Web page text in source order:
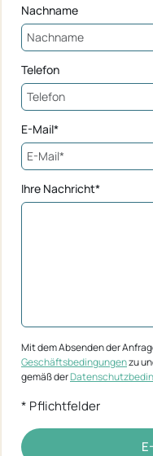
Nachname
Telefon
E-Mail*
Ihre Nachricht*
Mit dem Absenden der
Geschäftsbedingungenzu
gemäß der
* Pflichtfelder